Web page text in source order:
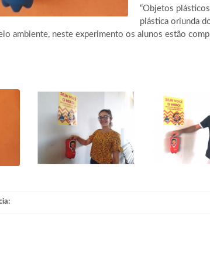
“Objetos
plástica oriunda
ambiente, neste experimento os alunos estão